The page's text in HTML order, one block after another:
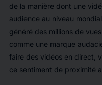
de la manière dont une
audience au niveau
généré des millions de
comme une marque
faire des vidéos en direct,
ce sentiment de proximité